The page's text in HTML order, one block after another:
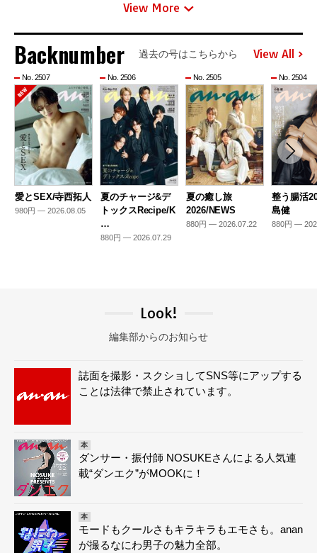
View More
Backnumber 過去の号はこちらから View All
No. 2507
愛とSEX/寺西拓人
980円 — 2026.08.05
No. 2506
夏のチャージ&デ
トックスRecipe/K
…
880円 — 2026.07.29
No. 2505
夏の癒し旅
2026/NEWS
880円 — 2026.07.22
No. 2504
整う腸活
島健
880円 —
Look!
編集部からのお知らせ
誌面を撮影・スクショしてSNS等にアップする
ことは法律で禁止されています。
本
ダンサー・振付師 NOSUKEさんによる人気連
載“ダンエク”がMOOKに！
本
モードもクールさもキラキラもエモさも。anan
が撮るなにわ男子の魅力全部。